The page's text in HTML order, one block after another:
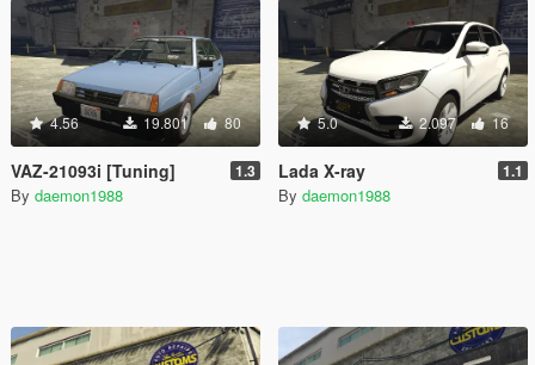
4.56 19.801 80
VAZ-21093i [Tuning] 1.3
By daemon1988
5.0 2.097 16
Lada X-ray 1.1
By daemon1988